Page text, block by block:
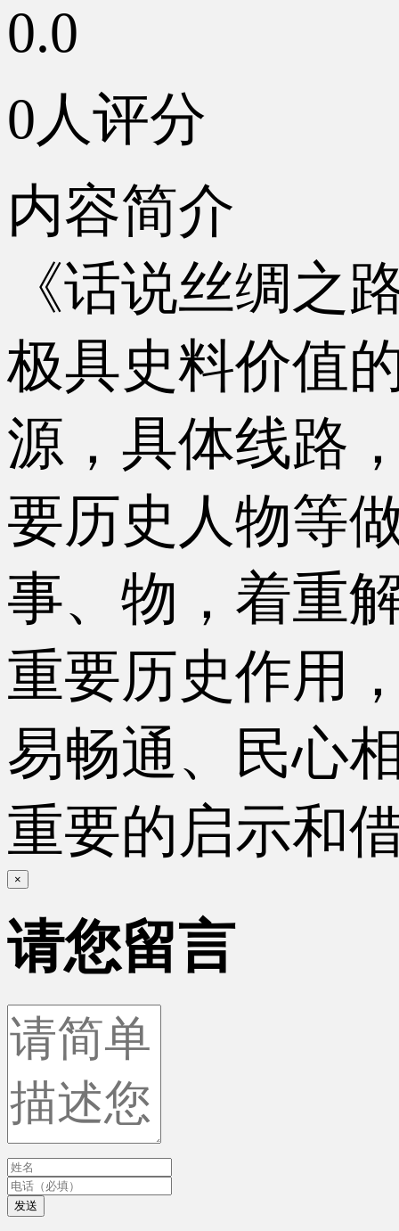
0.0
0人评分
内容简介
《话说丝绸之
极具史料价值
源，具体线路
要历史人物等
事、物，着重
重要历史作用
易畅通、民心
重要的启示和
×
请您留言
发送